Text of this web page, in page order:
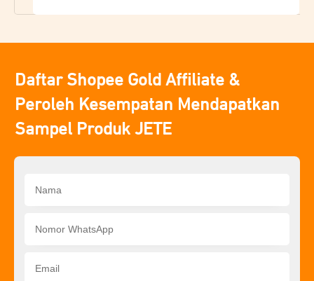
Daftar Shopee Gold Affiliate &
Peroleh Kesempatan Mendapatkan
Sampel Produk JETE